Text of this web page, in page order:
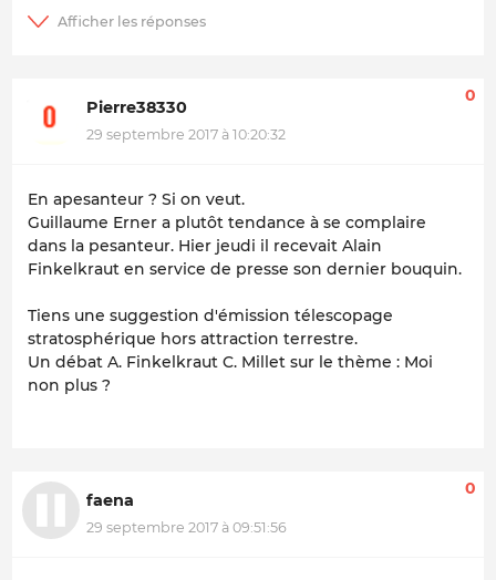
Pierre38330
29 septembre 2017 à 10:20:32
0
En apesanteur ? Si on veut.
Guillaume Erner a plutôt tendance à se complaire
dans la pesanteur. Hier jeudi il recevait Alain
Finkelkraut en service de presse son dernier bouquin.
Tiens une suggestion d'émission télescopage
stratosphérique hors attraction terrestre.
Un débat A. Finkelkraut C. Millet sur le thème : Moi
non plus ?
faena
29 septembre 2017 à 09:51:56
0